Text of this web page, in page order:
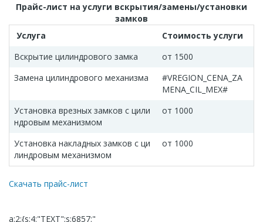
Прайс-лист на услуги вскрытия/замены/установки
замков
Услуга
Стоимость услуги
Вскрытие цилиндрового замка
от 1500
Замена цилиндрового механизма
#VREGION_CENA_ZA
MENA_CIL_MEX#
Установка врезных замков с цили
ндровым механизмом
от 1000
Установка накладных замков с ци
линдровым механизмом
от 1000
Скачать прайс-лист
a:2:{s:4:"TEXT";s:6857:"